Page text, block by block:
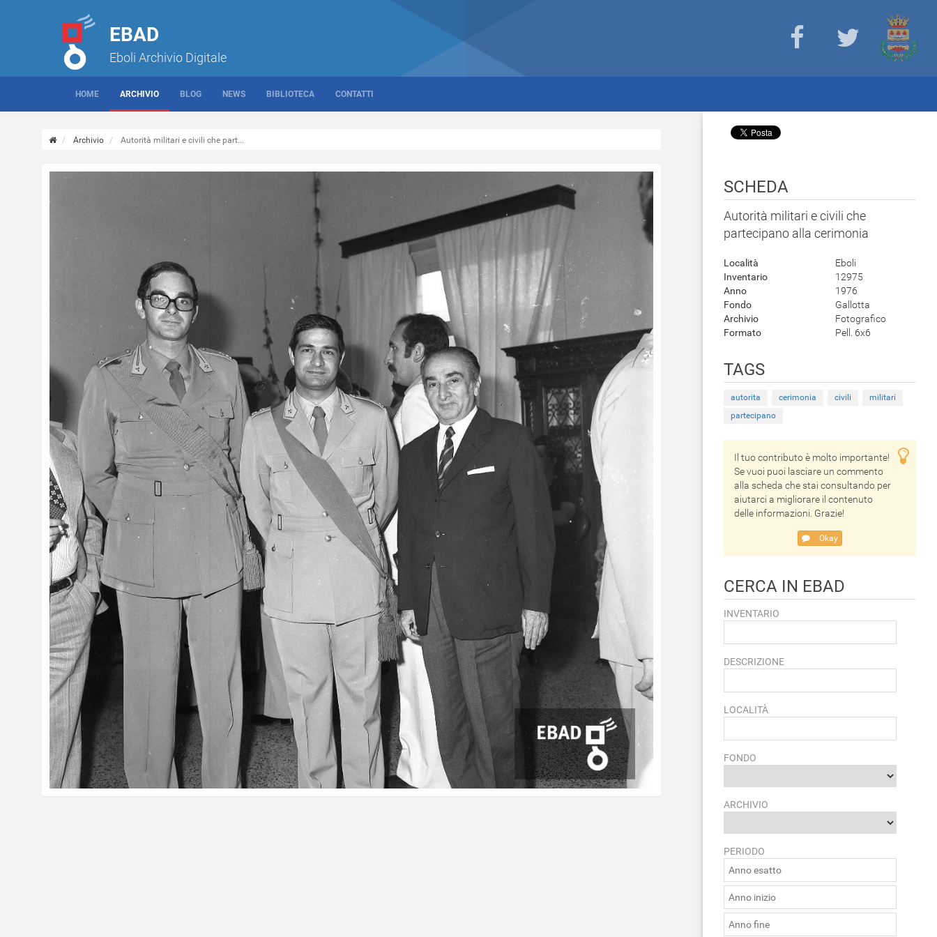
EBAD
Eboli Archivio Digitale
HOME ARCHIVIO BLOG NEWS BIBLIOTECA CONTATTI
Archivio Autorità militari e civili che part...
SCHEDA
Autorità militari e civili che
partecipano alla cerimonia
Località
Eboli
Inventario
12975
Anno
1976
Fondo
Gallotta
Archivio
Fotografico
Formato
Pell. 6x6
TAGS
autorita cerimonia civili
militari
partecipano
Il tuo contributo è molto importante!
Se vuoi puoi lasciare un commento
alla scheda che stai consultando per
aiutarci a migliorare il contenuto
delle informazioni. Grazie!
Okay
CERCA IN EBAD
INVENTARIO
DESCRIZIONE
LOCALITÀ
FONDO
ARCHIVIO
PERIODO